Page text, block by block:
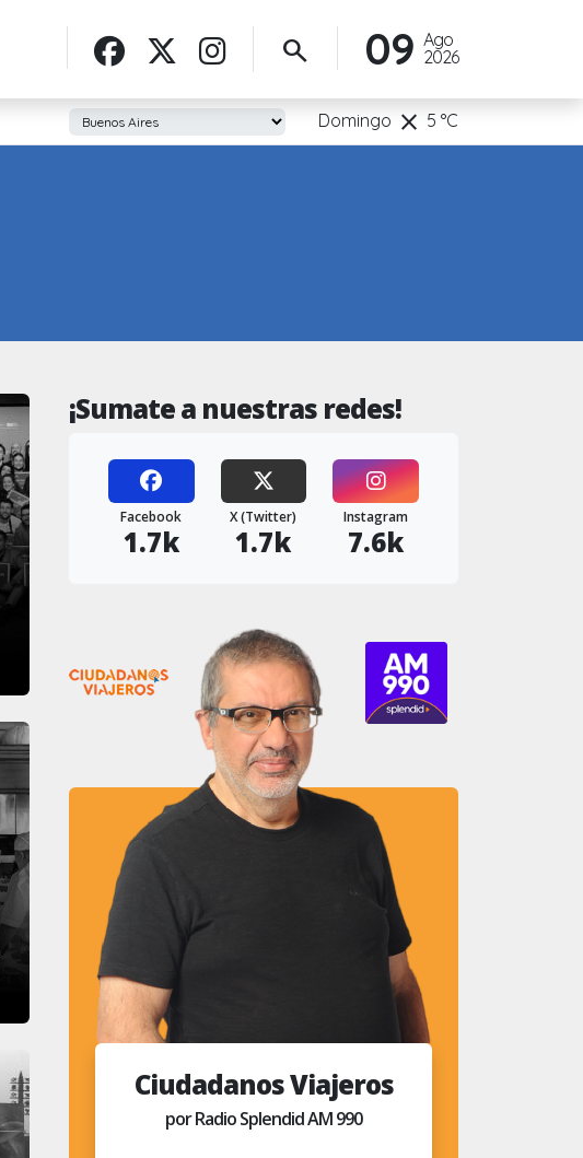
Ago
2026
09
search
Domingo clear 5 °C
¡Sumate a nuestras redes!
Facebook
1.7k
X (Twitter)
1.7k
Instagram
7.6k
Ciudadanos Viajeros
por Radio Splendid AM 990